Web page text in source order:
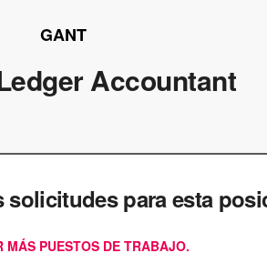
GANT
Accountant
solicitudes para esta
MÁS PUESTOS DE TRABAJO.